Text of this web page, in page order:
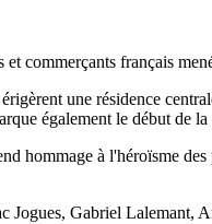
commerçants français
une résidence
également le début de
hommage à l'héroïsme
Jogues, Gabriel